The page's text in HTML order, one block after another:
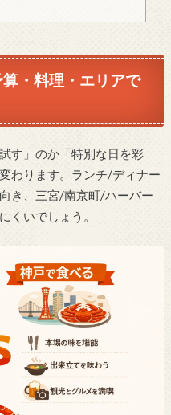
・料理・エリアで
す」のか「特別な日を彩
わります。ランチ/ディナー
き、三宮/南京町/ハーバー
くいでしょう。